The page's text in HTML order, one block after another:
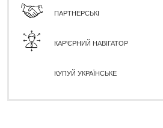
ПАРТНЕРСЬКІ
КАР'ЄРНИЙ НАВІГАТОР
КУПУЙ УКРАЇНСЬКЕ